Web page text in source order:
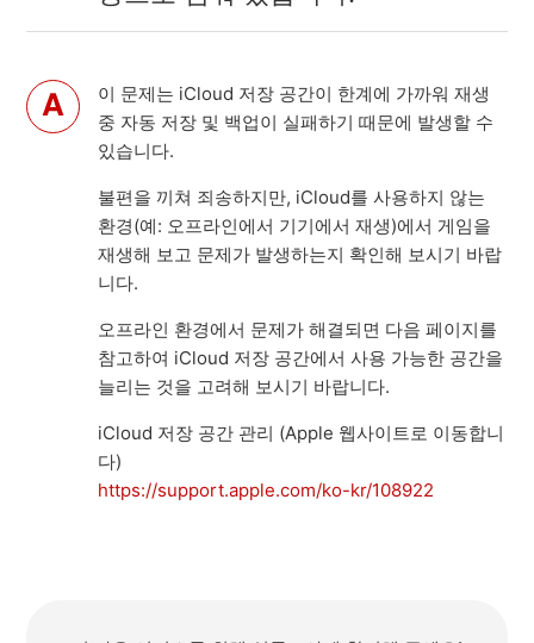
이 문제는 iCloud 저장 공간이 한계에 가까워 재생
중 자동 저장 및 백업이 실패하기 때문에 발생할 수
있습니다.
불편을 끼쳐 죄송하지만, iCloud를 사용하지 않는
환경(예: 오프라인에서 기기에서 재생)에서 게임을
재생해 보고 문제가 발생하는지 확인해 보시기 바랍
니다.
오프라인 환경에서 문제가 해결되면 다음 페이지를
참고하여 iCloud 저장 공간에서 사용 가능한 공간을
늘리는 것을 고려해 보시기 바랍니다.
iCloud 저장 공간 관리 (Apple 웹사이트로 이동합니
다)
https://support.apple.com/ko-kr/108922